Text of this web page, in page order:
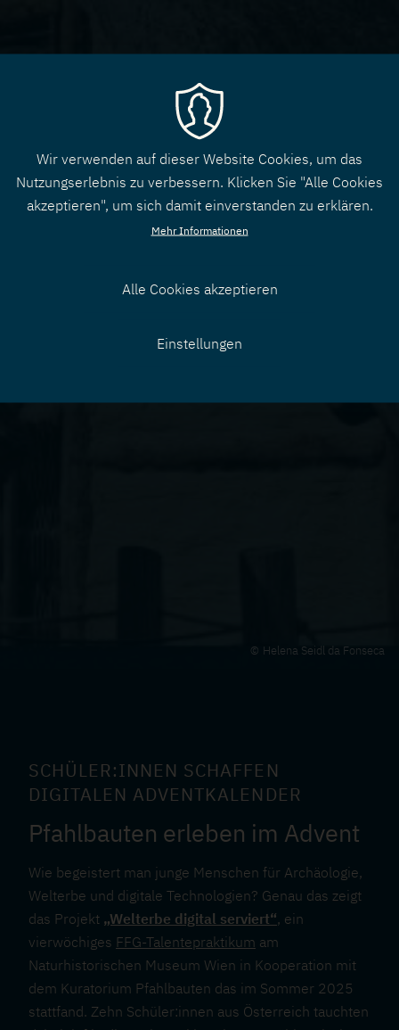
Helena Seidl da Fonseca
SCHÜLER:INNEN SCHAFFEN
DIGITALEN ADVENTKALENDER
Pfahlbauten erleben im Advent
Wie begeistert man junge Menschen für Archäologie,
Welterbe und digitale Technologien? Genau das zeigt
das Projekt „Welterbe digital serviert“, ein
vierwöchiges FFG-Talentepraktikum am
Naturhistorischen Museum Wien in Kooperation mit
dem Kuratorium Pfahlbauten das im Sommer 2025
stattfand. Zehn Schüler:innen aus Österreich tauchten
Wir verwenden auf dieser Website Cookies, um das
Nutzungserlebnis zu verbessern. Klicken Sie "Alle Cookies
akzeptieren", um sich damit einverstanden zu erklären.
Mehr Informationen
Alle Cookies akzeptieren
zurücknehmen
Einstellungen